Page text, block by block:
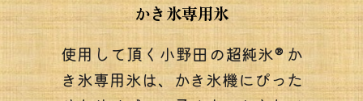
かき氷専用氷
使用して頂く小野田の超純氷® か
き氷専用氷は、かき氷機にぴった